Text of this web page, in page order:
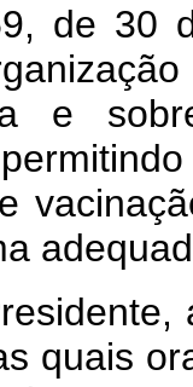
de 30
e
quais